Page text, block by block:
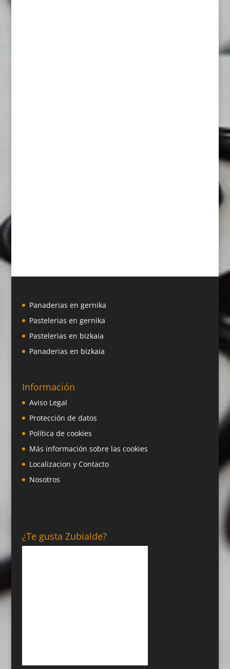
Panaderias en gernika
Pastelerias en gernika
Pastelerias en bizkaia
Panaderias en bizkaia
Información
Aviso Legal
Protección de datos
Política de cookies
Más información sobre las cookies
Localizacion y Contacto
Nosotros
¿Te gusta Zubialde?